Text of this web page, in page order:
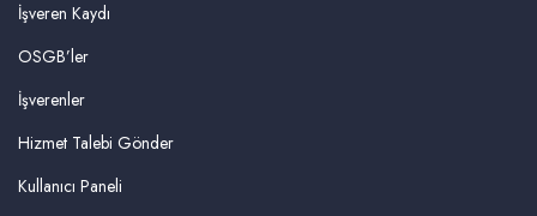
İşveren Kaydı
OSGB’ler
İşverenler
Hizmet Talebi Gönder
Kullanıcı Paneli